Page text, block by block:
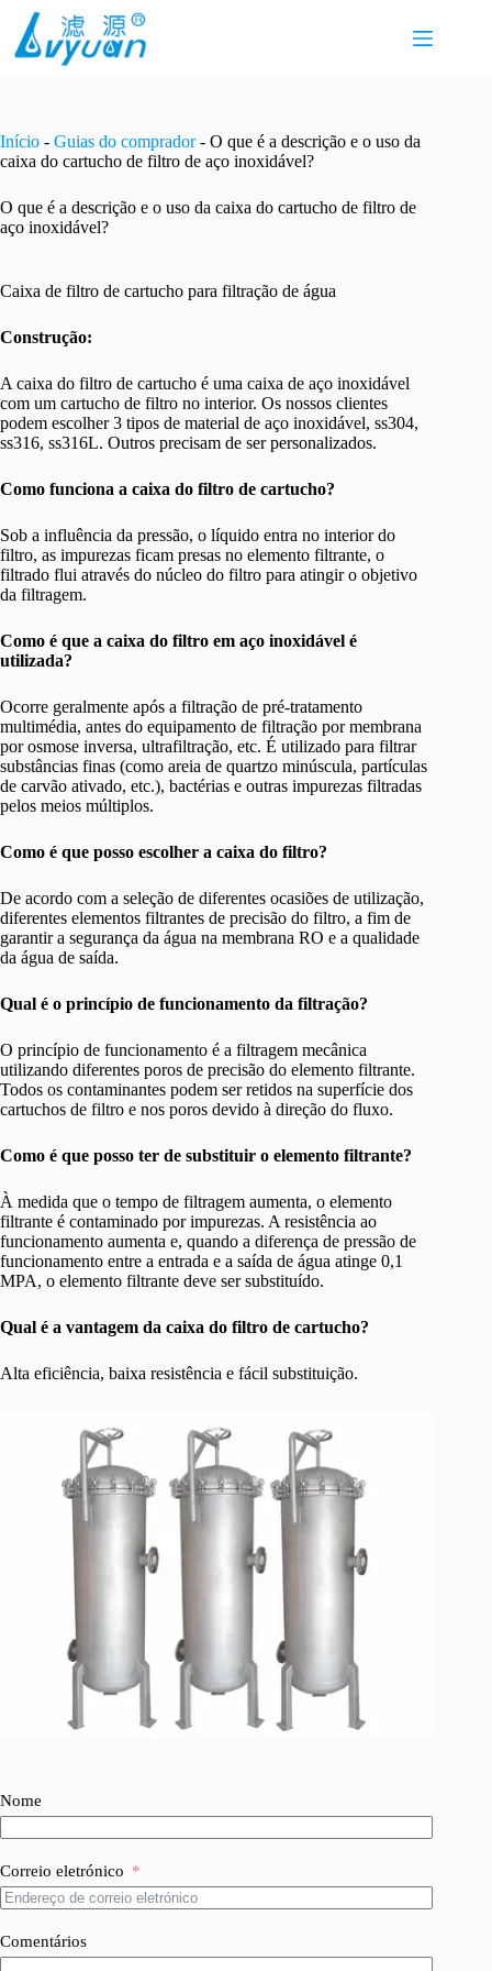
Pular
para
conteúdo
Início - Guias do comprador- O que é a descrição e o uso da
caixa do cartucho de filtro de aço inoxidável?
O que é a descrição e o uso da caixa do cartucho de filtro de
aço inoxidável?
Caixa de filtro de cartucho para filtração de água
Construção:
A caixa do filtro de cartucho é uma caixa de aço inoxidável
com um cartucho de filtro no interior. Os nossos clientes
podem escolher 3 tipos de material de aço inoxidável, ss304,
ss316, ss316L. Outros precisam de ser personalizados.
Como funciona a caixa do filtro de cartucho?
Sob a influência da pressão, o líquido entra no interior do
filtro, as impurezas ficam presas no elemento filtrante, o
filtrado flui através do núcleo do filtro para atingir o objetivo
da filtragem.
Como é que a caixa do filtro em aço inoxidável é
utilizada?
Ocorre geralmente após a filtração de pré-tratamento
multimédia, antes do equipamento de filtração por membrana
por osmose inversa, ultrafiltração, etc. É utilizado para filtrar
substâncias finas (como areia de quartzo minúscula, partículas
de carvão ativado, etc.), bactérias e outras impurezas filtradas
pelos meios múltiplos.
Como é que posso escolher a caixa do filtro?
De acordo com a seleção de diferentes ocasiões de utilização,
diferentes elementos filtrantes de precisão do filtro, a fim de
garantir a segurança da água na membrana RO e a qualidade
da água de saída.
Qual é o princípio de funcionamento da filtração?
O princípio de funcionamento é a filtragem mecânica
utilizando diferentes poros de precisão do elemento filtrante.
Todos os contaminantes podem ser retidos na superfície dos
cartuchos de filtro e nos poros devido à direção do fluxo.
Como é que posso ter de substituir o elemento filtrante?
À medida que o tempo de filtragem aumenta, o elemento
filtrante é contaminado por impurezas. A resistência ao
funcionamento aumenta e, quando a diferença de pressão de
funcionamento entre a entrada e a saída de água atinge 0,1
MPA, o elemento filtrante deve ser substituído.
Qual é a vantagem da caixa do filtro de cartucho?
Alta eficiência, baixa resistência e fácil substituição.
Nome
Correio eletrónico
Comentários